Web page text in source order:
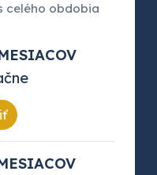
celého obdobia